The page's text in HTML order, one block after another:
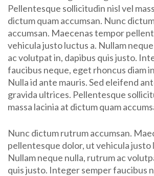
Pellentesque sollicitudin nisl vel
dictum quam accumsan. Nunc
accumsan. Maecenas tempor
vehicula justo luctus a. Nullam
ac volutpat in, dapibus quis justo.
faucibus neque, eget rhoncus diam
Nulla id ante mauris. Sed eleifend
gravida ultrices. Pellentesque
massa lacinia at dictum quam
Nunc dictum rutrum accumsan.
pellentesque dolor, ut vehicula justo
Nullam neque nulla, rutrum ac
quis justo. Integer semper faucibus